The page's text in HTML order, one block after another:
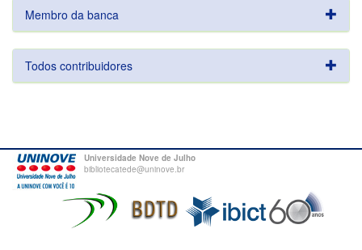
Membro da banca
Todos contribuidores
Universidade Nove de Julho
bibliotecatede@uninove.br